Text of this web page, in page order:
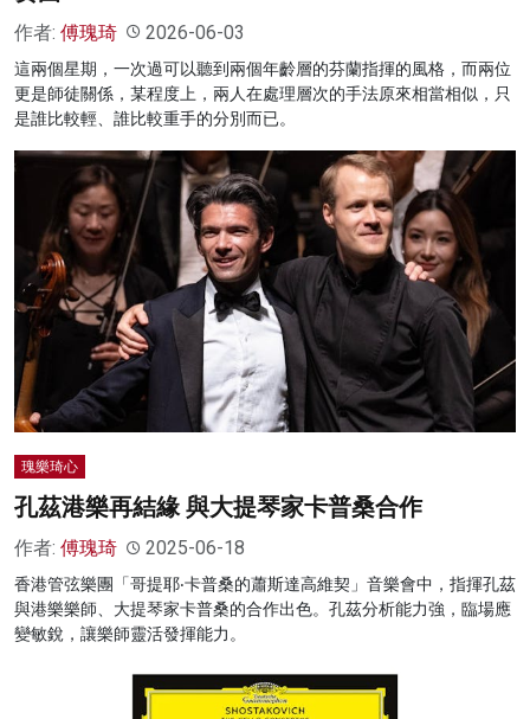
作者: 傅瑰琦 2026-06-03
這兩個星期，一次過可以聽到兩個年齡層的芬蘭指揮的風格，而兩位
更是師徒關係，某程度上，兩人在處理層次的手法原來相當相似，只
是誰比較輕、誰比較重手的分別而已。
瑰樂琦心
孔茲港樂再結緣 與大提琴家卡普桑合作
作者: 傅瑰琦 2025-06-18
香港管弦樂團「哥提耶‧卡普桑的蕭斯達高維契」音樂會中，指揮孔茲
與港樂樂師、大提琴家卡普桑的合作出色。孔茲分析能力強，臨場應
變敏銳，讓樂師靈活發揮能力。